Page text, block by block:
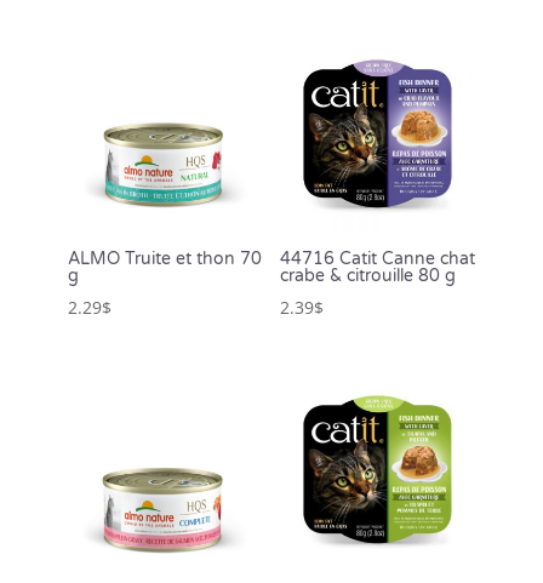
ALMO Truite et thon 70
g
2.29$
44716 Catit Canne chat
crabe & citrouille 80 g
2.39$